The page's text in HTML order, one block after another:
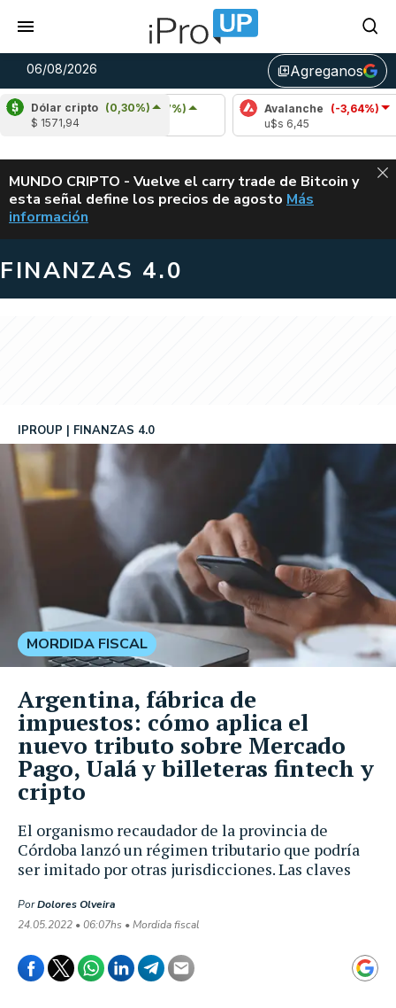
06/08/2026 library_addAgreganos
Dólar cripto (0,30%)
$ 1571,94
Cardano (5,87%)
u$s 0,20
Avalanche (-3,64%)
ALERTA
MUNDO CRIPTO - Vuelve el carry trade de Bitcoin y
esta señal define los precios de agosto VUELVE EL
Más
información
FINANZAS 4.0
El organismo recaudador de la provincia de
Córdoba lanzó un régimen tributario que podría
ser imitado por otras jurisdicciones. Las claves
IPROUP FINANZAS 4.0
PorDolores Olveira
24.05.2022 • 06:07hs • Mordida fiscal
MORDIDA FISCAL
Argentina, fábrica de
impuestos: cómo aplica el
nuevo tributo sobre Mercado
Pago, Ualá y billeteras fintech y
cripto